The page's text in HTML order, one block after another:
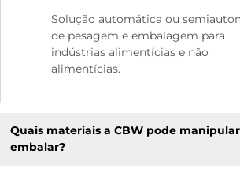
Solução automática ou
de pesagem e embalagem para
indústrias alimentícias e não
alimentícias.
Quais materiais a CBW pode
embalar?